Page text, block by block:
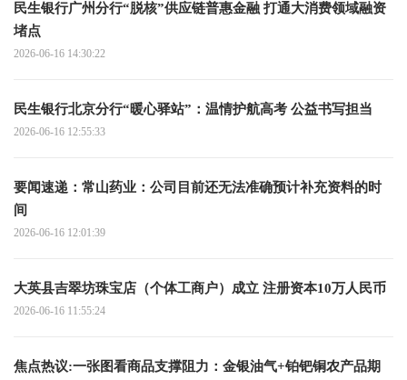
民生银行广州分行“脱核”供应链普惠金融 打通大消费领域融资
堵点
2026-06-16 14:30:22
民生银行北京分行“暖心驿站”：温情护航高考 公益书写担当
2026-06-16 12:55:33
要闻速递：常山药业：公司目前还无法准确预计补充资料的时
间
2026-06-16 12:01:39
大英县吉翠坊珠宝店（个体工商户）成立 注册资本10万人民币
2026-06-16 11:55:24
焦点热议:一张图看商品支撑阻力：金银油气+铂钯铜农产品期